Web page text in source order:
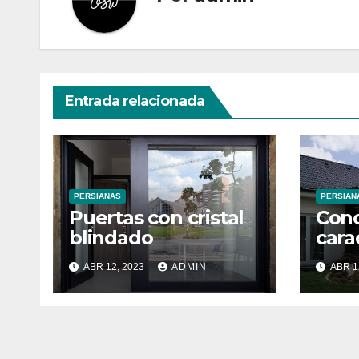
Entrada relacionada
PERSIANAS
Puertas con cristal
blindado
ABR 12, 2023 ADMIN
las
ABR